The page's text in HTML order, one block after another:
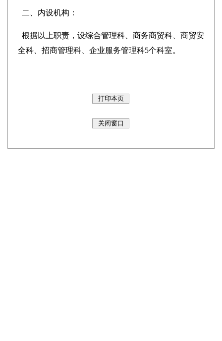
二、内设机构：
根据以上职责，设综合管理科、商务商贸科、商贸安
全科、招商管理科、企业服务管理科5个科室。